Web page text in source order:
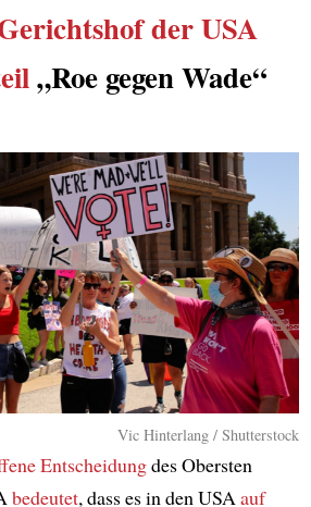
der USA
„Roe gegen Wade“
Vic Hinterlang / Shutterstock
Entscheidungdes Obersten
bedeutet, dass es in den USAauf